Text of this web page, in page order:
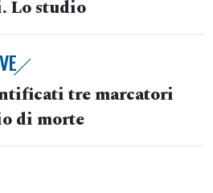
Lo studio
tre marcatori
di morte